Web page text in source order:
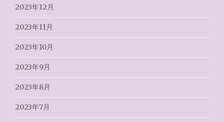
2023年12月
2023年11月
2023年10月
2023年9月
2023年8月
2023年7月